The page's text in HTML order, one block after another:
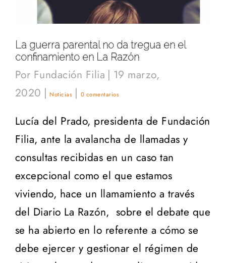
La guerra parental no da tregua en el
confinamiento en La Razón
Por Fundación Filia | 19 marzo,
2020 | Noticias | 0 comentarios
Lucía del Prado, presidenta de Fundación
Filia, ante la avalancha de llamadas y
consultas recibidas en un caso tan
excepcional como el que estamos
viviendo, hace un llamamiento a través
del Diario La Razón, sobre el debate que
se ha abierto en lo referente a cómo se
debe ejercer y gestionar el régimen de